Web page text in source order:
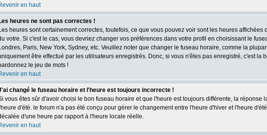
en haut
heures ne sont pas correctes !
heures sont certainement correctes, toutefois, ce que vous pouvez voir sont les heures affichées
votre. Si c'est le cas, vous devriez changer vos préférences dans votre profil en choisissant le
Paris, New York, Sydney, etc. Veuillez noter que changer le fuseau horaire, comme la
être effectué par les utilisateurs enregistrés. Donc, si vous n'êtes pas enregistré, c'est la
le jeu de mots !
en haut
changé le fuseau horaire et l'heure est toujours incorrecte !
vous êtes sûr d'avoir choisi le bon fuseau horaire et que l'heure est toujours différente, la réponse
l'heure d'été. le forum n'a pas été conçu pour gérer le changement entre l'heure d'hiver et l'heure
d'une heure par rapport à l'heure locale réelle.
en haut